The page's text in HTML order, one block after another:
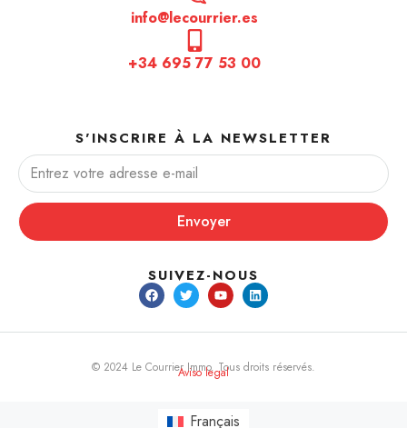
info@lecourrier.es
+34 695 77 53 00
S'INSCRIRE À LA NEWSLETTER
Envoyer
SUIVEZ-NOUS
© 2024 Le Courrier Immo. Tous droits réservés.
Aviso legal
Français